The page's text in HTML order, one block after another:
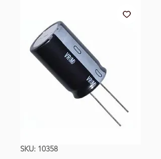
SKU: 10358